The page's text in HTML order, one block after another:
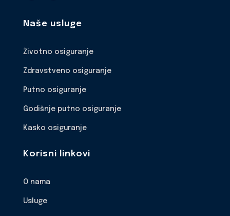
Naše usluge
Životno osiguranje
Zdravstveno osiguranje
Putno osiguranje
Godišnje putno osiguranje
Kasko osiguranje
Korisni linkovi
O nama
Usluge